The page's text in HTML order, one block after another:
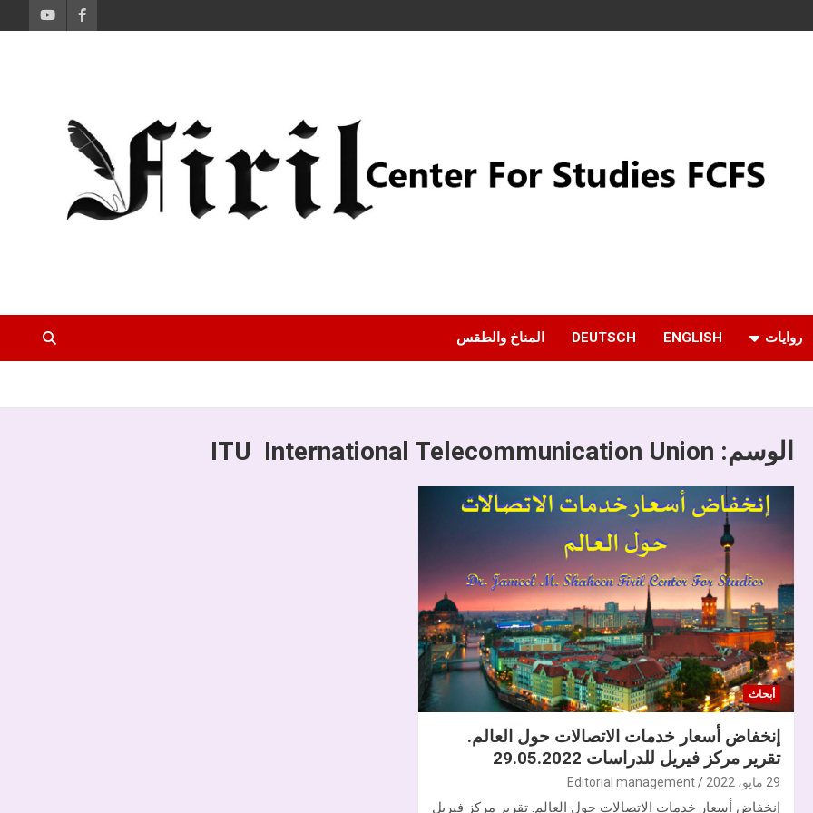
روايات ENGLISH
DEUTSCH المناخ والطقس
الوسم: ITU International Telecommunication Union
أبحاث
إنخفاض أسعار خدمات الاتصالات حول العالم.
تقرير مركز فيريل للدراسات 29.05.2022
29 مايو، 2022 Editorial management
إنخفاض أسعار خدمات الاتصالات حول العالم. تقرير مركز فيريل